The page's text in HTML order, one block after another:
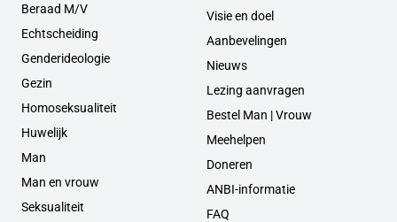
Beraad M/V
Echtscheiding
Genderideologie
Gezin
Homoseksualiteit
Huwelijk
Man
Man en vrouw
Seksualiteit
Visie en doel
Aanbevelingen
Nieuws
Lezing aanvragen
Bestel Man | Vrouw
Meehelpen
Doneren
ANBI-informatie
FAQ